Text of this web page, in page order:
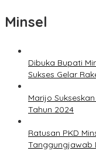
Minsel
Dibuka Bupati
Sukses Gelar
Marijo
Tahun 2024
Ratusan PKD
Tanggungjawab